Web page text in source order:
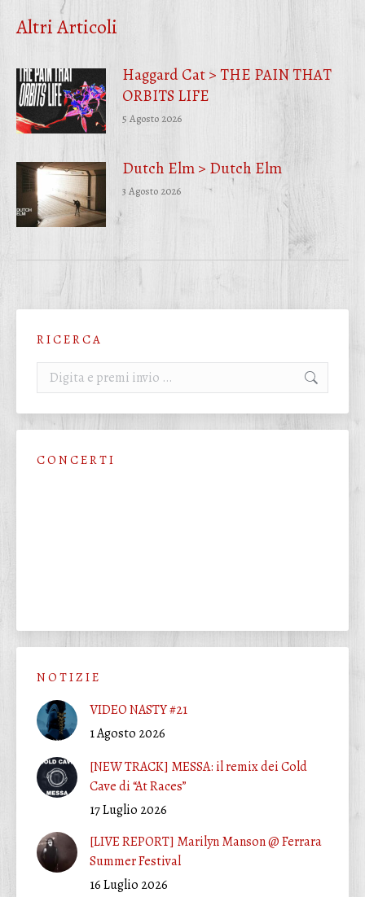
Altri Articoli
Haggard Cat > THE PAIN THAT
ORBITS LIFE
5 Agosto 2026
Dutch Elm > Dutch Elm
3 Agosto 2026
R I C E R C A
Cerca:
C O N C E R T I
N O T I Z I E
VIDEO NASTY #21
1 Agosto 2026
[NEW TRACK] MESSA: il remix dei Cold
Cave di “At Races”
17 Luglio 2026
[LIVE REPORT] Marilyn Manson @ Ferrara
Summer Festival
16 Luglio 2026